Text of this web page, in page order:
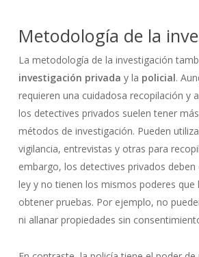
Metodología de la
La metodología de la investigación
investigación privada y la policial.
requieren una cuidadosa recopilación y
los detectives privados suelen tener
métodos de investigación. Pueden
vigilancia, entrevistas y otras para
embargo, los detectives privados
ley y no tienen los mismos poderes que
obtener pruebas. Por ejemplo, no
ni allanar propiedades sin